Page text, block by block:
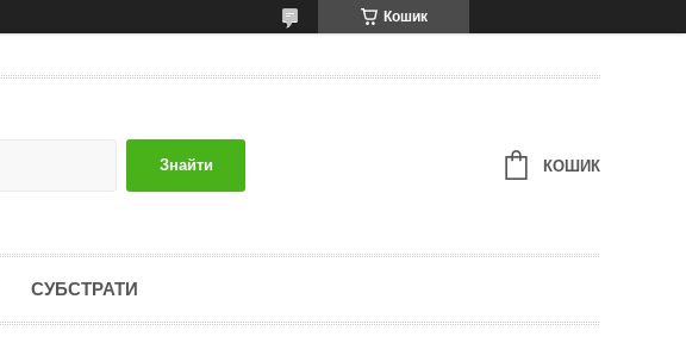
Кошик
Знайти КОШИК
СУБСТРАТИ